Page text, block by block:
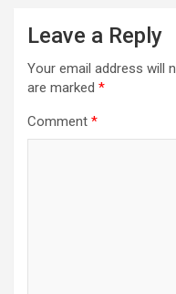
Leave a Reply
Your email address will
are marked *
Comment *